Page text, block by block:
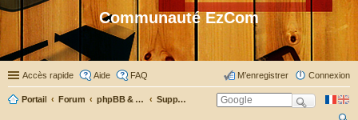
Communauté EzCom
Accès rapide Aide FAQ Connexion
M’enregistrer
Portail Forum phpBB & Co Support pour phpBB